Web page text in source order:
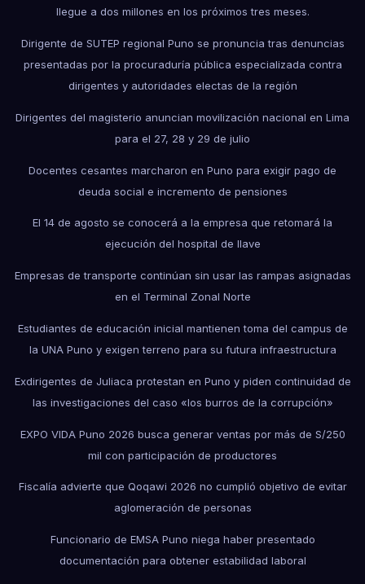
llegue a dos millones en los próximos tres meses.
Dirigente de SUTEP regional Puno se pronuncia tras denuncias
presentadas por la procuraduría pública especializada contra
dirigentes y autoridades electas de la región
Dirigentes del magisterio anuncian movilización nacional en Lima
para el 27, 28 y 29 de julio
Docentes cesantes marcharon en Puno para exigir pago de
deuda social e incremento de pensiones
El 14 de agosto se conocerá a la empresa que retomará la
ejecución del hospital de Ilave
Empresas de transporte continúan sin usar las rampas asignadas
en el Terminal Zonal Norte
Estudiantes de educación inicial mantienen toma del campus de
la UNA Puno y exigen terreno para su futura infraestructura
Exdirigentes de Juliaca protestan en Puno y piden continuidad de
las investigaciones del caso «los burros de la corrupción»
EXPO VIDA Puno 2026 busca generar ventas por más de S/250
mil con participación de productores
Fiscalía advierte que Qoqawi 2026 no cumplió objetivo de evitar
aglomeración de personas
Funcionario de EMSA Puno niega haber presentado
documentación para obtener estabilidad laboral